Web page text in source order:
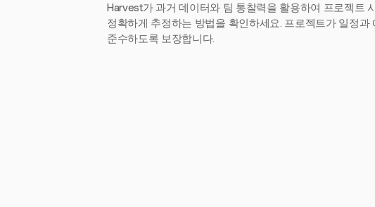
Harvest가 과거 데이터와 팀 통찰력을 활용하여 프로젝트
정확하게 추정하는 방법을 확인하세요. 프로젝트가 일정과
준수하도록 보장합니다.